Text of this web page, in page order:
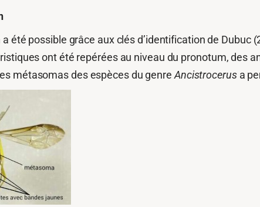
été possible grâce aux clés d’identification de Dubuc
ont été repérées au niveau du pronotum, des
métasomas des espèces du genreAncistrocerus a